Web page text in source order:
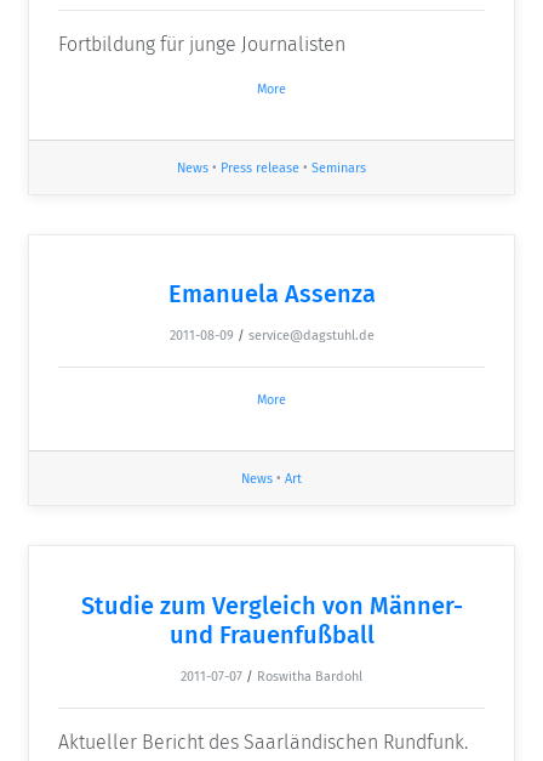
Fortbildung für junge Journalisten
More
News • Press release • Seminars
Emanuela Assenza
2011-08-09 / service@dagstuhl.de
More
News • Art
Studie zum Vergleich von Männer-
und Frauenfußball
2011-07-07 / Roswitha Bardohl
Aktueller Bericht des Saarländischen Rundfunk.